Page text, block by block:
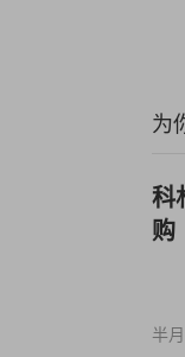
为
科
购
半